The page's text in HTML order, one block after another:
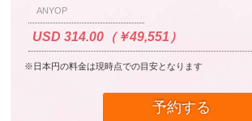
ANYOP
USD 314.00（￥49,551）
※日本円の料金は現時点での目安となります
予約する